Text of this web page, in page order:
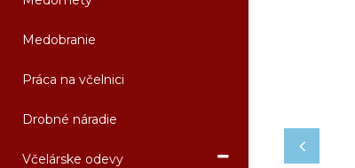
Medobranie
Práca na včelnici
Drobné náradie
Včelárske odevy